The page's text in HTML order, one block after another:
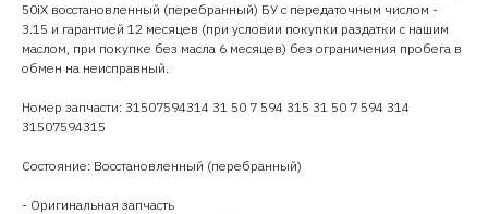
50iX восстановленный (перебранный) БУ с передаточным числом -
3.15 и гарантией 12 месяцев (при условии покупки раздатки с нашим
маслом, при покупке без масла 6 месяцев) без ограничения пробега в
обмен на неисправный.
Номер запчасти: 31507594314 31 50 7 594 315 31 50 7 594 314
31507594315
Состояние: Восстановленный (перебранный)
- Оригинальная запчасть